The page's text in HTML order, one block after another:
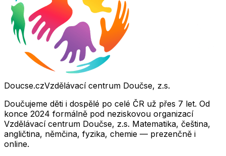
Doucse.czVzdělávací centrum Doučse, z.s.
Doučujeme děti i dospělé po celé ČR už přes 7 let. Od
konce 2024 formálně pod neziskovou organizací
Vzdělávací centrum Doučse, z.s. Matematika, čeština,
angličtina, němčina, fyzika, chemie — prezenčně i
online.